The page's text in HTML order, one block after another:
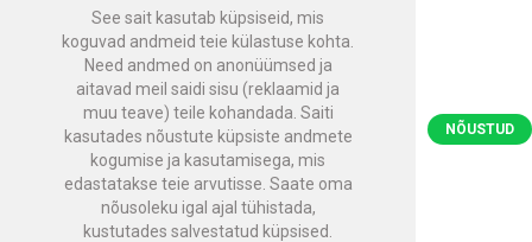
See sait kasutab küpsiseid, mis
koguvad andmeid teie külastuse kohta.
Need andmed on anonüümsed ja
aitavad meil saidi sisu (reklaamid ja
muu teave) teile kohandada. Saiti
kasutades nõustute küpsiste andmete
kogumise ja kasutamisega, mis
edastatakse teie arvutisse. Saate oma
nõusoleku igal ajal tühistada,
kustutades salvestatud küpsised.
NÕUSTUD